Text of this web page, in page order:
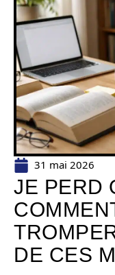
31 mai 2026
JE PERD
DE CES